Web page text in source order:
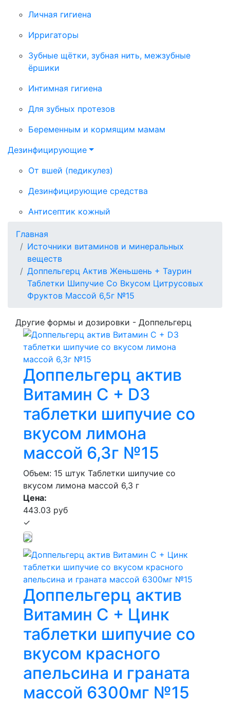
Личная гигиена
Ирригаторы
Зубные щётки, зубная нить, межзубные
ёршики
Интимная гигиена
Для зубных протезов
Беременным и кормящим мамам
Дезинфицирующие
От вшей (педикулез)
Дезинфицирующие средства
Антисептик кожный
Главная
Источники витаминов и минеральных
веществ
Доппельгерц Актив Женьшень + Таурин
Таблетки Шипучие Со Вкусом Цитрусовых
Фруктов Массой 6,5г №15
Другие формы и дозировки - Доппельгерц
Доппельгерц актив
Витамин С + D3
таблетки шипучие со
вкусом лимона
массой 6,3г №15
Объем: 15 штук Таблетки шипучие со
вкусом лимона массой 6,3 г
Цена:
443.03 руб
✓
Доппельгерц актив
Витамин С + Цинк
таблетки шипучие со
вкусом красного
апельсина и граната
массой 6300мг №15